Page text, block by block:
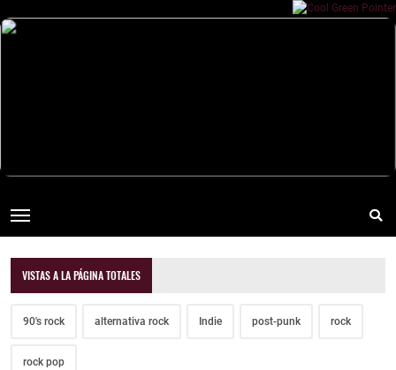
VISTAS A LA PÁGINA TOTALES
90's rock alternativa rock Indie post-punk rock
rock pop